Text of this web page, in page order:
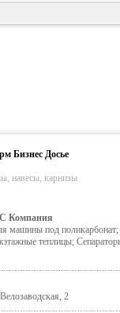
Бизнес Досье
навесы, карнизы
машины под поликарбонат;
теплицы;
2